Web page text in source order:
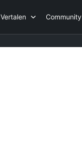
Vertalen Community